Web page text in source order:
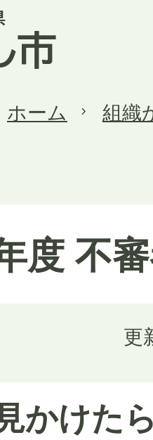
ホーム 組織
度 不
更
かけた